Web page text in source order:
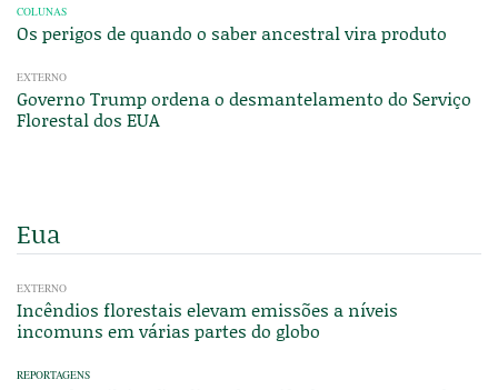
COLUNAS
Os perigos de quando o saber ancestral vira produto
EXTERNO
Governo Trump ordena o desmantelamento do Serviço
Florestal dos EUA
Eua
EXTERNO
Incêndios florestais elevam emissões a níveis
incomuns em várias partes do globo
REPORTAGENS